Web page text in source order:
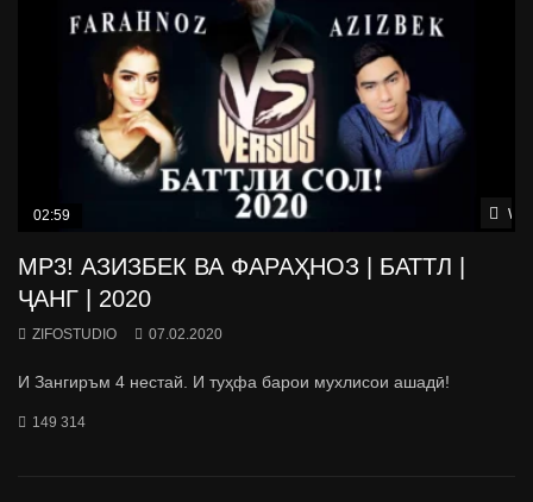
02:59
МР3! АЗИЗБЕК ВА ФАРАҲНОЗ | БАТТЛ |
ҶАНГ | 2020
ZIFOSTUDIO 07.02.2020
И Зангиръм 4 нестай. И туҳфа барои мухлисои ашадӣ!
149 314